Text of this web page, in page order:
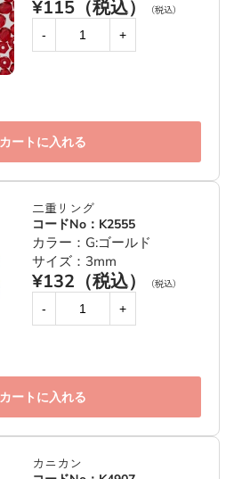
¥115（税込） （税込）
- +
カートに入れる
二重リング
コードNo：K2555
カラー：G:ゴールド
サイズ：3mm
¥132（税込） （税込）
- +
カートに入れる
カニカン